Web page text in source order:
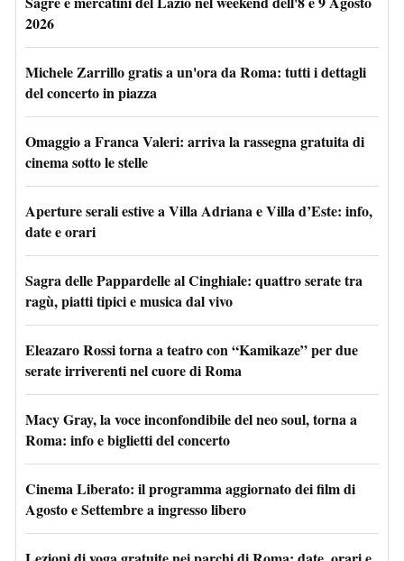
2026
Michele Zarrillo gratis a un'ora da Roma: tutti i dettagli
del concerto in piazza
Omaggio a Franca Valeri: arriva la rassegna gratuita di
cinema sotto le stelle
Aperture serali estive a Villa Adriana e Villa d’Este: info,
date e orari
Sagra delle Pappardelle al Cinghiale: quattro serate tra
ragù, piatti tipici e musica dal vivo
Eleazaro Rossi torna a teatro con “Kamikaze” per due
serate irriverenti nel cuore di Roma
Macy Gray, la voce inconfondibile del neo soul, torna a
Roma: info e biglietti del concerto
Cinema Liberato: il programma aggiornato dei film di
Agosto e Settembre a ingresso libero